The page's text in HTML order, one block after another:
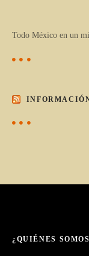
Todo México en un
¿QUIÉNES